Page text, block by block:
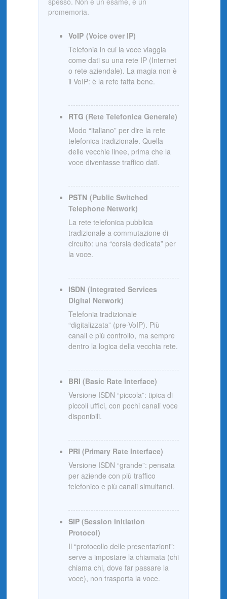
promemoria.
VoIP (Voice over IP)
Telefonia in cui la voce viaggia
come dati su una rete IP (Internet
o rete aziendale). La magia non è
il VoIP: è la rete fatta bene.
RTG (Rete Telefonica Generale)
Modo “italiano” per dire la rete
telefonica tradizionale. Quella
delle vecchie linee, prima che la
voce diventasse traffico dati.
PSTN (Public Switched
Telephone Network)
La rete telefonica pubblica
tradizionale a commutazione di
circuito: una “corsia dedicata” per
la voce.
ISDN (Integrated Services
Digital Network)
Telefonia tradizionale
“digitalizzata” (pre-VoIP). Più
canali e più controllo, ma sempre
dentro la logica della vecchia rete.
BRI (Basic Rate Interface)
Versione ISDN “piccola”: tipica di
piccoli uffici, con pochi canali voce
disponibili.
PRI (Primary Rate Interface)
Versione ISDN “grande”: pensata
per aziende con più traffico
telefonico e più canali simultanei.
SIP (Session Initiation
Protocol)
Il “protocollo delle presentazioni”:
serve a impostare la chiamata (chi
chiama chi, dove far passare la
voce), non trasporta la voce.